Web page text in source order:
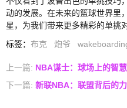
动的发展。在未来的篮球世界里
星，为我们带来更多精彩的单挑对
标签： 布克 炮爷
上一篇: NBA谋士：球场上的智
下一篇: 新联NBA：联盟背后的